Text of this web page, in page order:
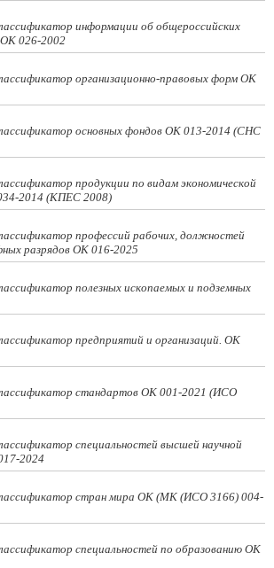
информации об общероссийских
026-2002
организационно-правовых форм ОК
основных фондов ОК 013-2014 (СНС
продукции по видам экономической
2014 (КПЕС 2008)
профессий рабочих, должностей
разрядов ОК 016-2025
полезных ископаемых и подземных
предприятий и организаций. ОК
стандартов ОК 001-2021 (ИСО
специальностей высшей научной
2024
стран мира ОК (МК (ИСО 3166) 004-
специальностей по образованию ОК